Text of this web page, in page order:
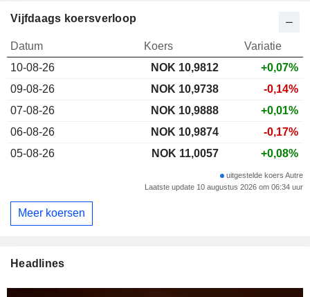
Vijfdaags koersverloop
Datum Koers
Variatie
10-08-26
NOK 10,9812
+0,07%
09-08-26
NOK 10,9738
-0,14%
07-08-26
NOK 10,9888
+0,01%
06-08-26
NOK 10,9874
-0,17%
05-08-26
NOK 11,0057 +0,08%
uitgestelde koers Autre
Laatste update 10 augustus 2026 om 06:34 uur
Meer koersen
Headlines